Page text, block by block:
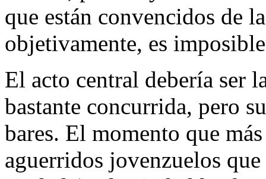
que están convencidos de
objetivamente, es
El acto central debería ser
bastante concurrida, pero
bares. El momento que
aguerridos jovenzuelos